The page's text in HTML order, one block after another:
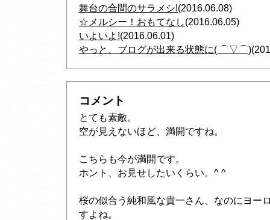
舞台の合間のサラメシ!(2016.06.08)
☆メルシー！おもてなし(2016.06.05)
いよいよ!(2016.06.01)
やっと、ブログが出来る状態に( ⌒▽⌒)
コメント
とても素敵。
空が見えないほど、満開ですね。
こちらも今が満開です。
ホント、お見せしたいくらい。^ ^
桜の似合う純和風な貴一さん、なのにヨー
すよね。